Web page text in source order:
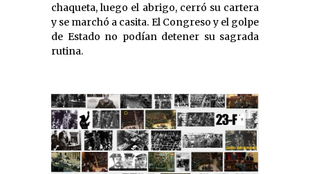
chaqueta, luego el abrigo, cerró su cartera
y se marchó a casita. El Congreso y el golpe
de Estado no podían detener su sagrada
rutina.